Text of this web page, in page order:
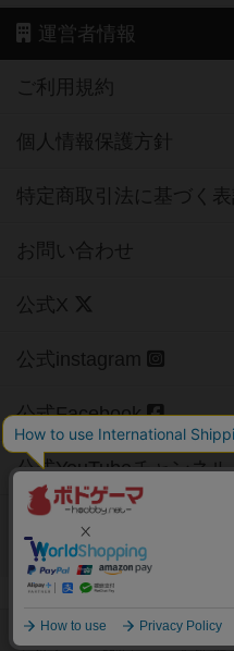
運営者情報
ご利用規約
個人情報保護方針
特定商取引法に基づく表
お問い合わせ
公式X
公式instagram
公式Facebook
公式YouTubeチャンネル